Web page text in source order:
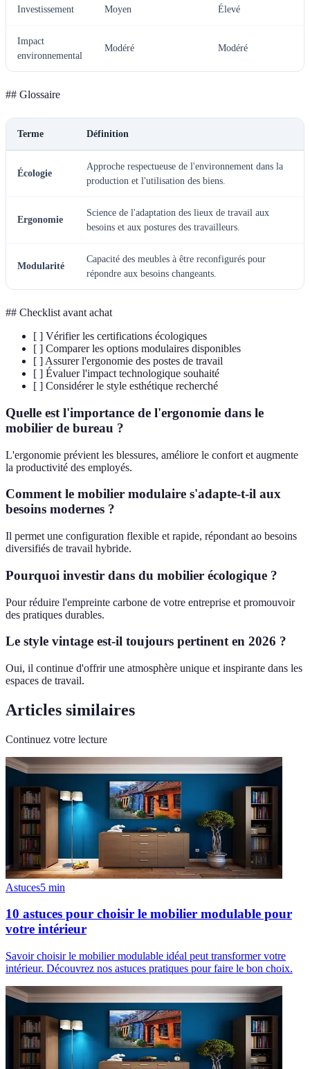
Investissement Moyen Élevé
Impact
environnemental
Modéré Modéré
## Glossaire
Terme Définition
Écologie
Approche respectueuse de l'environnement dans la
production et l'utilisation des biens.
Ergonomie
Science de l'adaptation des lieux de travail aux
besoins et aux postures des travailleurs.
Modularité
Capacité des meubles à être reconfigurés pour
répondre aux besoins changeants.
## Checklist avant achat
[ ] Vérifier les certifications écologiques
[ ] Comparer les options modulaires disponibles
[ ] Assurer l'ergonomie des postes de travail
[ ] Évaluer l'impact technologique souhaité
[ ] Considérer le style esthétique recherché
Quelle est l'importance de l'ergonomie dans le
mobilier de bureau ?
L'ergonomie prévient les blessures, améliore le confort et augmente
la productivité des employés.
Comment le mobilier modulaire s'adapte-t-il aux
besoins modernes ?
Il permet une configuration flexible et rapide, répondant ao besoins
diversifiés de travail hybride.
Pourquoi investir dans du mobilier écologique ?
Pour réduire l'empreinte carbone de votre entreprise et promouvoir
des pratiques durables.
Le style vintage est-il toujours pertinent en 2026 ?
Oui, il continue d'offrir une atmosphère unique et inspirante dans les
espaces de travail.
Articles similaires
Continuez votre lecture
Astuces5 min
10 astuces pour choisir le mobilier modulable pour
votre intérieur
Savoir choisir le mobilier modulable idéal peut transformer votre
intérieur. Découvrez nos astuces pratiques pour faire le bon choix.